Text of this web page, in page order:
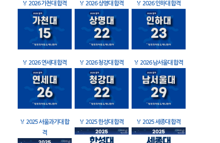
🏅 2026 가천대 합격 🏅 2026 상명대 합격 🏅 2026 인하대 합격
🏅 2026 연세대 합격 🏅 2026 청강대 합격 🏅 2026 남서울대 합격
🏅 2025 서울과기대 합
격
🏅 2025 한성대 합격 🏅 2025 세종대 합격